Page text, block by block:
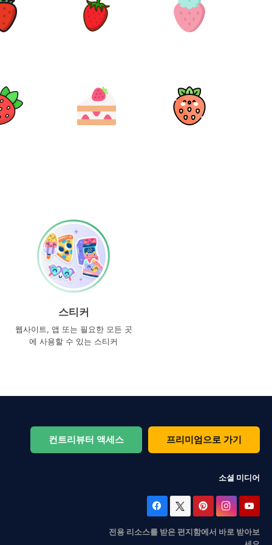
스티커
웹사이트, 앱 또는 필요한 모든 곳
에 사용할 수 있는 스티커
컨트리뷰터 액세스 프리미엄으로 가기
소셜 미디어
전용 리소스를 받은 편지함에서 바로 받아보